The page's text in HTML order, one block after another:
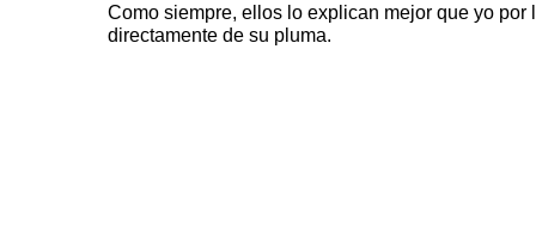
Como siempre, ellos lo explican mejor que yo por
directamente de su pluma.